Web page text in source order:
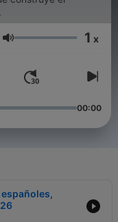
Lautstärke 1 x
00:00